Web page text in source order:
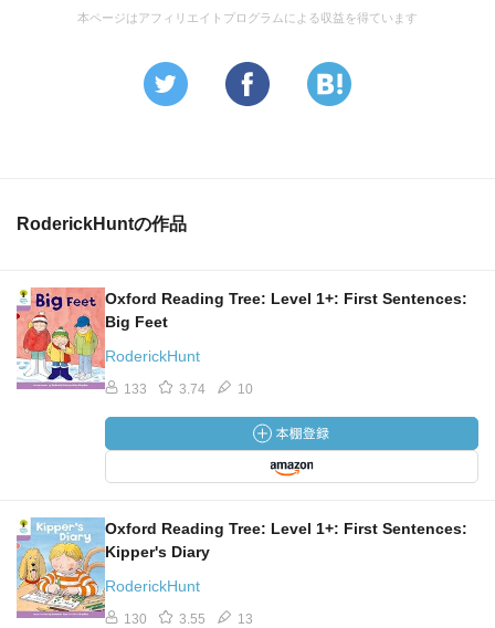
本ページはアフィリエイトプログラムによる収益を得ています
RoderickHuntの作品
Oxford Reading Tree: Level 1+: First Sentences:
Big Feet
RoderickHunt
133 3.74 10
Oxford Reading Tree: Level 1+: First Sentences:
Kipper's Diary
RoderickHunt
130 3.55 13